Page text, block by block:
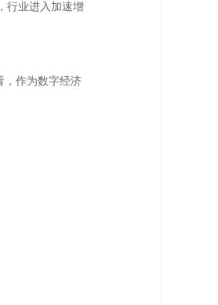
行业进入加速增
，作为数字经济